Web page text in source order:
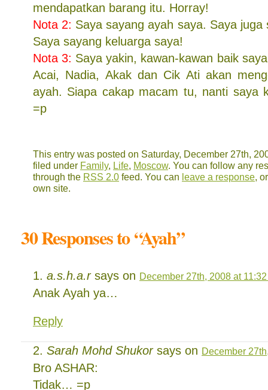
mendapatkan barang itu. Horray!
Nota 2: Saya sayang ayah saya. Saya juga
Saya sayang keluarga saya!
Nota 3: Saya yakin, kawan-kawan baik
Acai, Nadia, Akak dan Cik Ati akan
ayah. Siapa cakap macam tu, nanti saya
=p
This entry was posted on Saturday, December 27th,
filed under Family, Life, Moscow. You can follow any
through the RSS 2.0 feed. You can leave a response,
own site.
30 Responses to “Ayah”
a.s.h.a.rsays on December 27th, 2008 at
Anak Ayah ya…
Reply
Sarah Mohd Shukorsays on December
Bro ASHAR:
Tidak… =p